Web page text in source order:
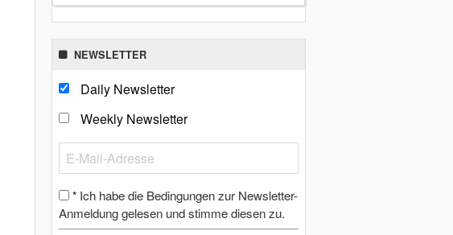
NEWSLETTER
Daily Newsletter
Weekly Newsletter
* Ich habe die Bedingungen zur Newsletter-
Anmeldung gelesen und stimme diesen zu.